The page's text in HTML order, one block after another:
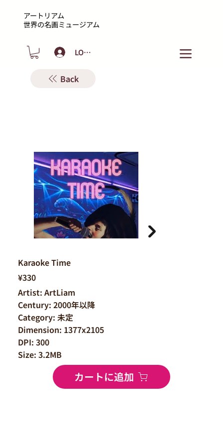
アートリアム
​世界の名画ミュージアム
LOGIN
Back
¥330
Artist: ArtLiam
Century: 2000年以降
Category: 未定
Dimension: 1377x2105
DPI: 300
Size: 3.2MB
カートに追加
Karaoke Time